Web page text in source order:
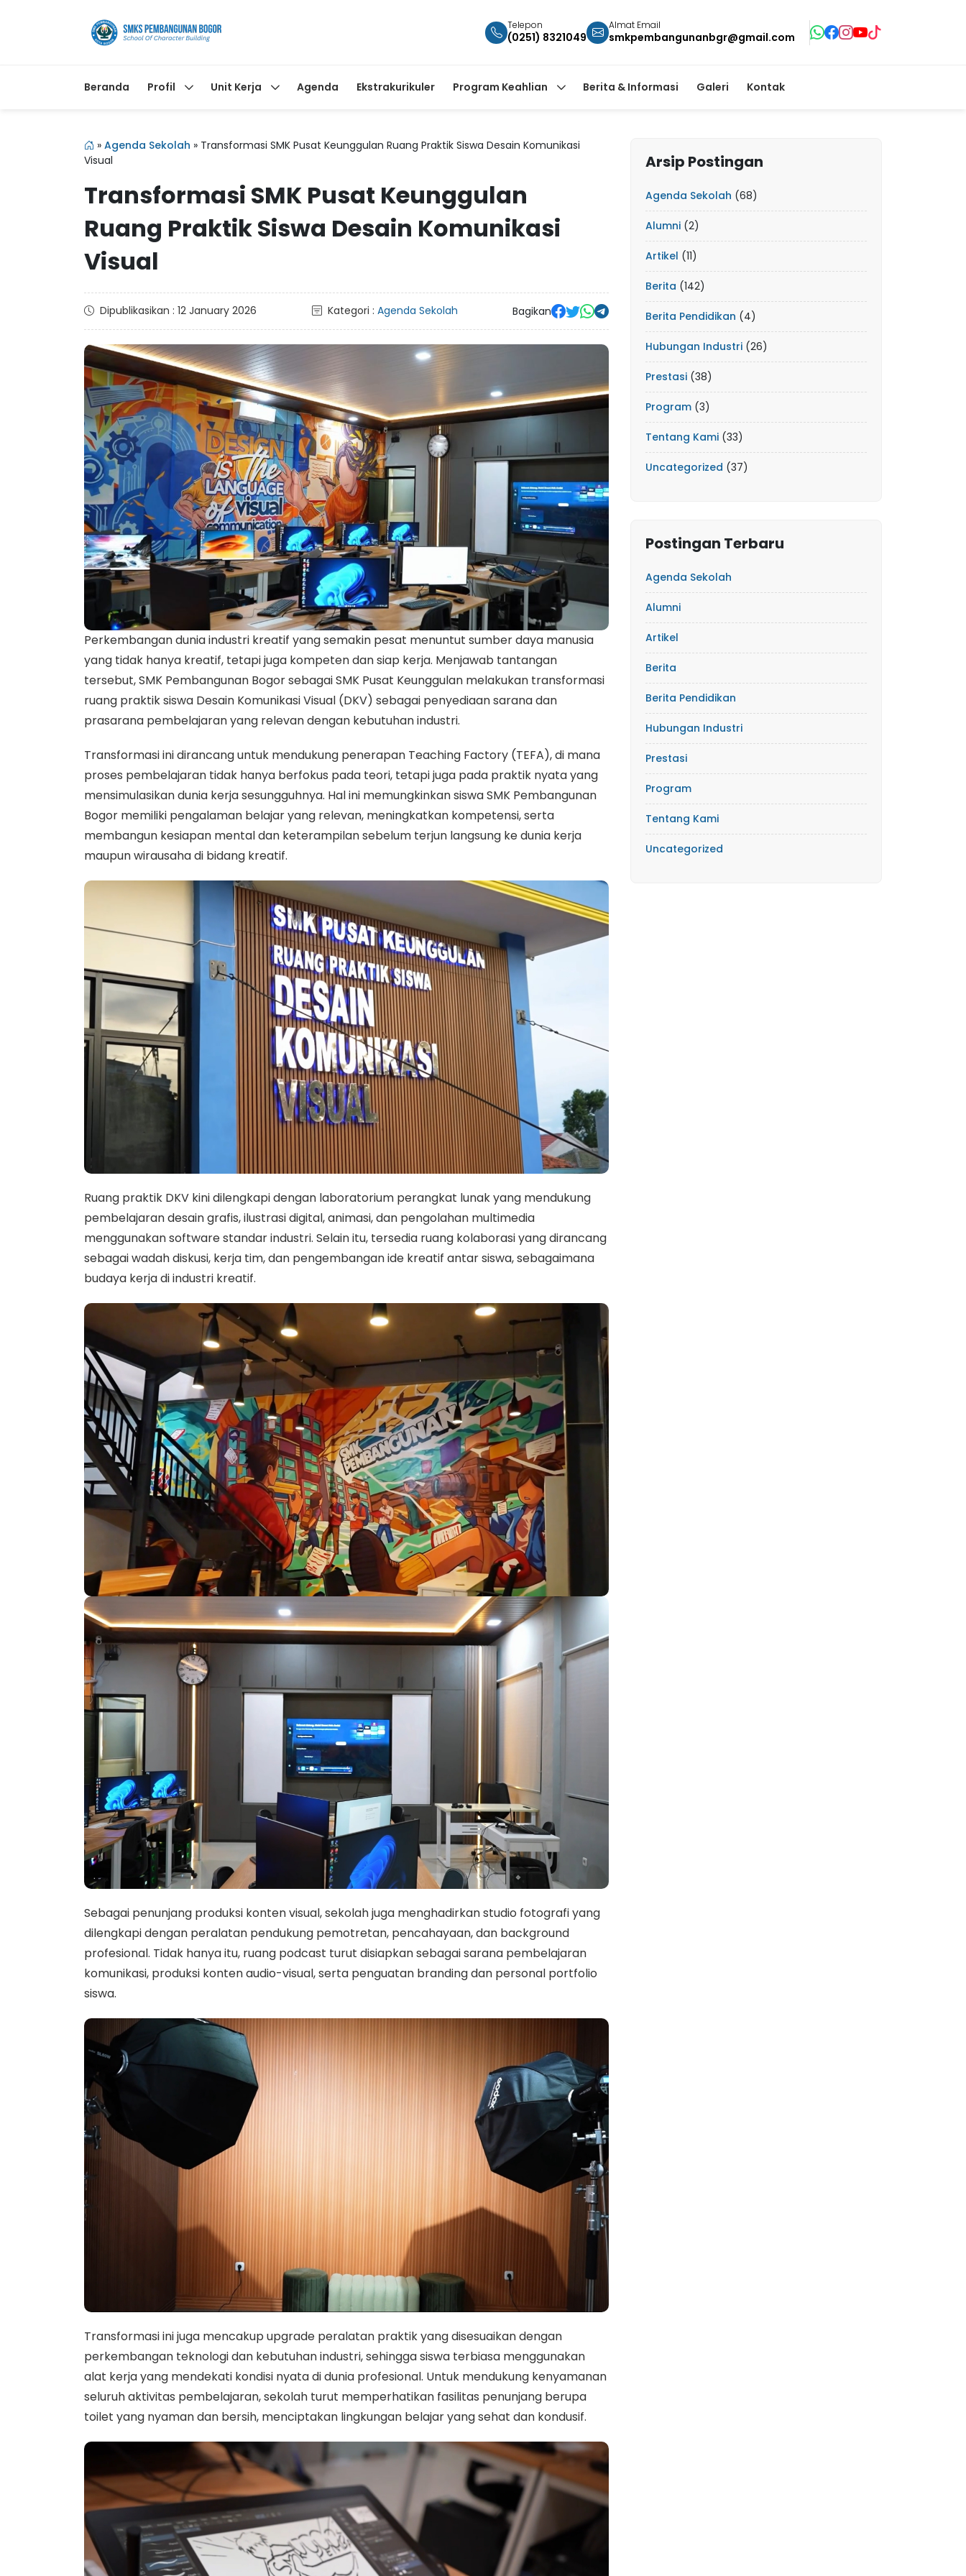
Telepon
(0251) 8321049
Almat Email
smkpembangunanbgr@gmail.com
Beranda Profil Unit Kerja Agenda Ekstrakurikuler Program Keahlian Berita & Informasi Galeri Kontak
» Agenda Sekolah » Transformasi SMK Pusat Keunggulan Ruang Praktik Siswa Desain Komunikasi
Visual
Transformasi SMK Pusat Keunggulan
Ruang Praktik Siswa Desain Komunikasi
Visual
Dipublikasikan : 12 January 2026 Kategori : Agenda Sekolah Bagikan
Perkembangan dunia industri kreatif yang semakin pesat menuntut sumber daya manusia
yang tidak hanya kreatif, tetapi juga kompeten dan siap kerja. Menjawab tantangan
tersebut, SMK Pembangunan Bogor sebagai SMK Pusat Keunggulan melakukan transformasi
ruang praktik siswa Desain Komunikasi Visual (DKV) sebagai penyediaan sarana dan
prasarana pembelajaran yang relevan dengan kebutuhan industri.
Transformasi ini dirancang untuk mendukung penerapan Teaching Factory (TEFA), di mana
proses pembelajaran tidak hanya berfokus pada teori, tetapi juga pada praktik nyata yang
mensimulasikan dunia kerja sesungguhnya. Hal ini memungkinkan siswa SMK Pembangunan
Bogor memiliki pengalaman belajar yang relevan, meningkatkan kompetensi, serta
membangun kesiapan mental dan keterampilan sebelum terjun langsung ke dunia kerja
maupun wirausaha di bidang kreatif.
Ruang praktik DKV kini dilengkapi dengan laboratorium perangkat lunak yang mendukung
pembelajaran desain grafis, ilustrasi digital, animasi, dan pengolahan multimedia
menggunakan software standar industri. Selain itu, tersedia ruang kolaborasi yang dirancang
sebagai wadah diskusi, kerja tim, dan pengembangan ide kreatif antar siswa, sebagaimana
budaya kerja di industri kreatif.
Sebagai penunjang produksi konten visual, sekolah juga menghadirkan studio fotografi yang
dilengkapi dengan peralatan pendukung pemotretan, pencahayaan, dan background
profesional. Tidak hanya itu, ruang podcast turut disiapkan sebagai sarana pembelajaran
komunikasi, produksi konten audio-visual, serta penguatan branding dan personal portfolio
siswa.
Transformasi ini juga mencakup upgrade peralatan praktik yang disesuaikan dengan
perkembangan teknologi dan kebutuhan industri, sehingga siswa terbiasa menggunakan
alat kerja yang mendekati kondisi nyata di dunia profesional. Untuk mendukung kenyamanan
seluruh aktivitas pembelajaran, sekolah turut memperhatikan fasilitas penunjang berupa
toilet yang nyaman dan bersih, menciptakan lingkungan belajar yang sehat dan kondusif.
Arsip Postingan
Agenda Sekolah (68)
Alumni (2)
Artikel (11)
Berita (142)
Berita Pendidikan (4)
Hubungan Industri (26)
Prestasi (38)
Program (3)
Tentang Kami (33)
Uncategorized (37)
Postingan Terbaru
Agenda Sekolah
Alumni
Artikel
Berita
Berita Pendidikan
Hubungan Industri
Prestasi
Program
Tentang Kami
Uncategorized